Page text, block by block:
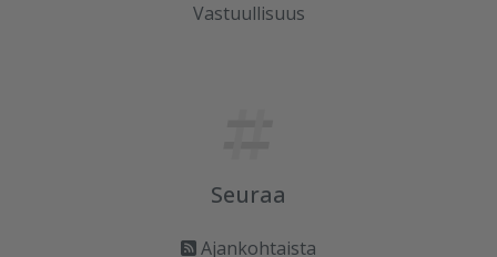
Vastuullisuus
Seuraa
Ajankohtaista